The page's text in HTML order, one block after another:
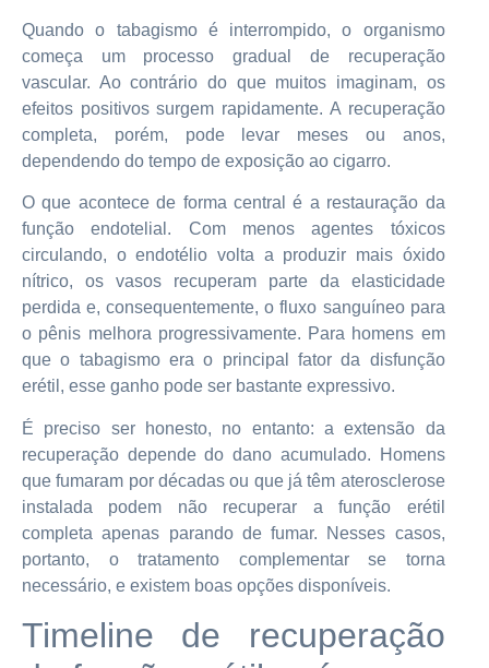
Quando o tabagismo é interrompido, o organismo
começa um processo gradual de recuperação
vascular. Ao contrário do que muitos imaginam, os
efeitos positivos surgem rapidamente. A recuperação
completa, porém, pode levar meses ou anos,
dependendo do tempo de exposição ao cigarro.
O que acontece de forma central é a restauração da
função endotelial. Com menos agentes tóxicos
circulando, o endotélio volta a produzir mais óxido
nítrico, os vasos recuperam parte da elasticidade
perdida e, consequentemente, o fluxo sanguíneo para
o pênis melhora progressivamente. Para homens em
que o tabagismo era o principal fator da disfunção
erétil, esse ganho pode ser bastante expressivo.
É preciso ser honesto, no entanto: a extensão da
recuperação depende do dano acumulado. Homens
que fumaram por décadas ou que já têm aterosclerose
instalada podem não recuperar a função erétil
completa apenas parando de fumar. Nesses casos,
portanto, o tratamento complementar se torna
necessário, e existem boas opções disponíveis.
Timeline de recuperação